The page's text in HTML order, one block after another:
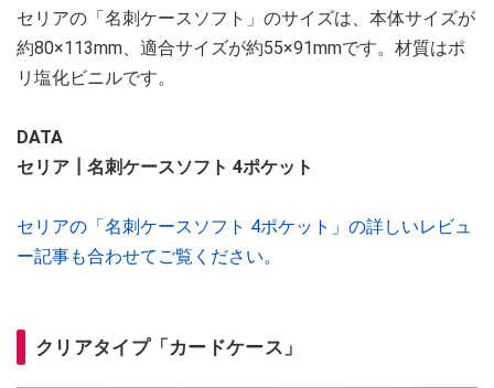
セリアの「名刺ケースソフト」のサイズは、本体サイズが
約80×113mm、適合サイズが約55×91mmです。材質はポ
リ塩化ビニルです。
DATA
セリア┃名刺ケースソフト 4ポケット
セリアの「名刺ケースソフト 4ポケット」の詳しいレビュ
ー記事も合わせてご覧ください。
クリアタイプ「カードケース」